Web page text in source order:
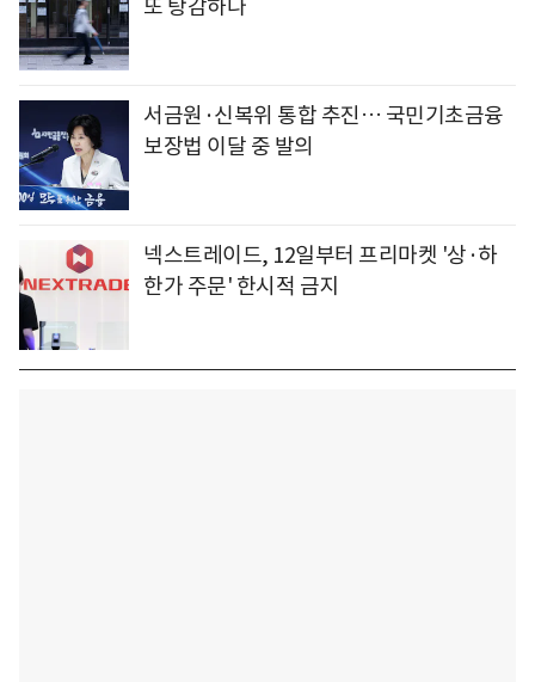
또 탕감하나
서금원·신복위 통합 추진… 국민기초금융
보장법 이달 중 발의
넥스트레이드, 12일부터 프리마켓 '상·하
한가 주문' 한시적 금지